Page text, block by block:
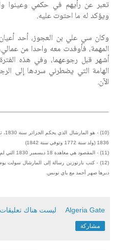
تعبر عن رأيهم في حكمي وعينوا
ويؤكد له ما احتوت عليه.
وكان سي علي بن العجوز، أحد
المهمة، فأوفدت معه واحدا من
أشهر قبل رجوعهما، وفي هذه
الهامة التي يضطرني سردها إلى
الآن.
1836 (ولد سنة 1772 وتوفي سنة 1842)
(11) - المقصود هي معاهدة 18 ديسمبر 1830 التي لم توقع عليها الحكومة الفرنسية.
دبرها صهر أحمد مع باي تونس.
Algeria Gate ليست هناك
مشاركة